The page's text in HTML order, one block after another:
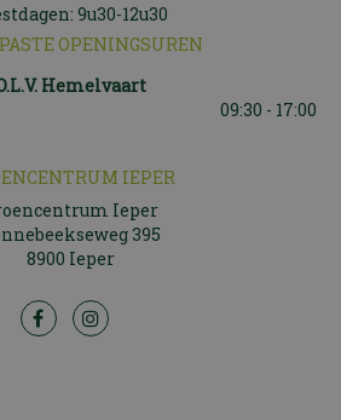
9u30-12u30
OPENINGSUREN
Hemelvaart
09:30 - 17:00
IEPER
Ieper
395
8900 Ieper